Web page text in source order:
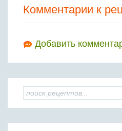
Комментарии к
Добавить